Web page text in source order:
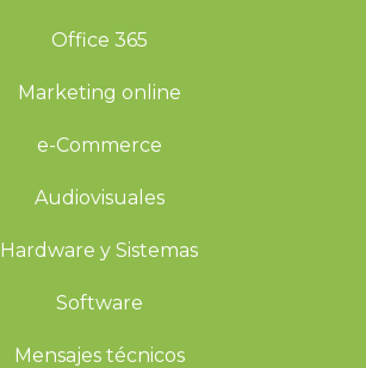
Office 365
Marketing online
e-Commerce
Audiovisuales
Hardware y Sistemas
Software
Mensajes técnicos